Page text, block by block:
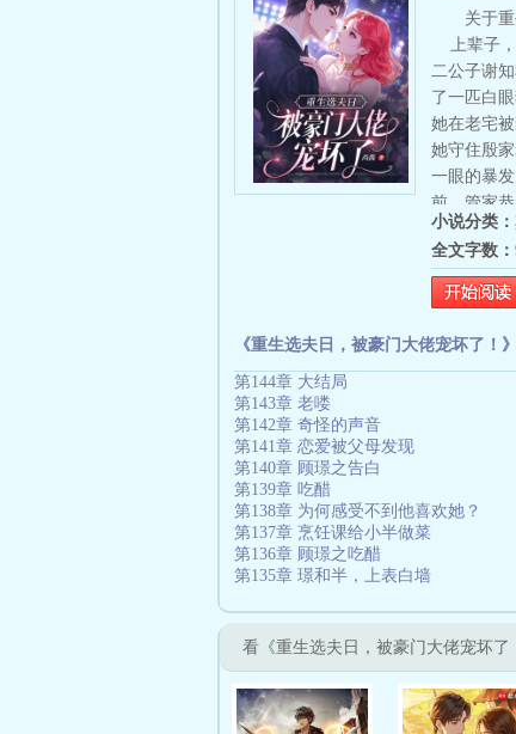
关于
上辈子，
二公子谢
了一匹白
她在老宅
她守住殷
一眼的暴
前，管家
她走向他
川，我选
占有欲刻
购了是什
牙痒，“就
小说分类：
全文字数：
《重生选夫日，被豪门大佬宠坏了！
第144章 大结局
第143章 老喽
第142章 奇怪的声音
第141章 恋爱被父母发现
第140章 顾璟之告白
第139章 吃醋
第138章 为何感受不到他喜欢她？
第137章 烹饪课给小半做菜
第136章 顾璟之吃醋
第135章 璟和半，上表白墙
看《重生选夫日，被豪门大佬宠坏了